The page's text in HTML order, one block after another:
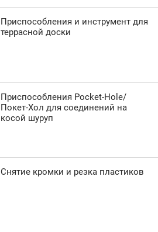
Приспособления и инструмент для
террасной доски
Приспособления Pocket-Hole/
Покет-Хол для соединений на
косой шуруп
Снятие кромки и резка пластиков